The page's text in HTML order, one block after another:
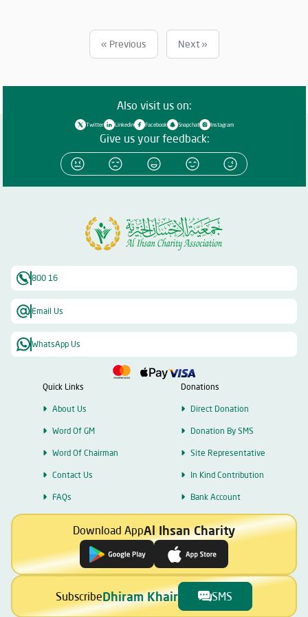
لتوزيع الوجبات خلال 30 يوماً في الشهر الفضيل عند الإشارات المرورية،
وتوزيع كسوة العيد والعيدية على الأيتام والمحتاجين، وزكاة الفطر، وتفريج
شكره الكبير لقيادة دولة الإمارات التي دعمت العمل الخيري في كل
الميادين، وشجعت على استثمار الطاقات؛ لاستدامة هذا القطاع المهم،
وتعزيزه بكل ما يلزم، انسجاماً مع النهج القويم الذي أرساه القائد المؤسس،
المغفور له، الشيخ زايد بن سلطان آل نهيان، طيّب الله ثراه، الذي ترك إرثاً كبيراً
من العطاء شمل أهل الإمارات والمقيمين على أرضها، وامتد عطاؤه، ليعمَ
العالم شرقه وغربه. وأضاف، أن حملة "رمضان أمان وإحسان" تأتي في سياق
استمرارية العمل الخيري الذي أخذت "الإحسان" على عاتقها تنفيذه وتطويره؛
خصوصاً في ظل ما يمثله شهر رمضان المبارك من مناسبة يتسابق فيها
المحسنون للتبرع، طمعاً في الثواب والأجر؛ لذا فإن الجمعية رسمت خططاً عدة
خيرية عدة، وستكون حريصة على البقاء في مقدمة الميادين الخيرية في دولة
« Previous Next »
Also visit us on:
Twitter Linkedin Facebook Snapchat Instagram
Give us your feedback:
800 16
Email Us
WhatsApp Us
Quick Links
About Us
Word Of GM
Word Of Chairman
Contact Us
FAQs
Donations
Direct Donation
Donation By SMS
Site Representative
In Kind Contribution
Bank Account
Download AppAl Ihsan Charity
SubscribeDhiram Khair SMS